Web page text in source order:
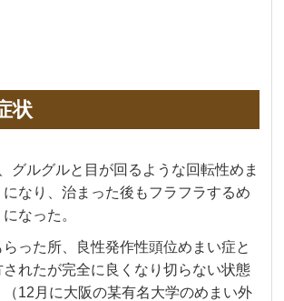
状
グルグルと目が回るような回転性めま
なり、治まった後もフラフラするめ
なった。
った所、良性発作性頭位めまい症と
れたが完全に良くなり切らない状態
12月に大阪の某有名大学のめまい外